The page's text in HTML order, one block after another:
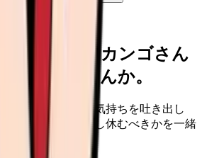
しいなら、カンゴさん
してみませんか。
みません。今の気持ちを吐き出し
めるべきか、少し休むべきかを一緒